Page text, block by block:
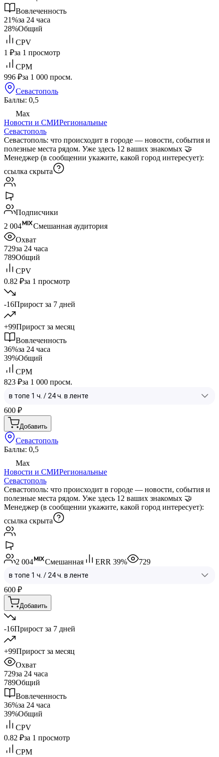
Вовлеченность
21%за 24 часа
28%Общий
CPV
1 ₽за 1 просмотр
CPM
996 ₽за 1 000 просм.
Севастополь
Баллы: 0,5
Max
Новости и СМИРегиональные
Севастополь
Севастополь: что происходит в городе — новости, события и
полезные места рядом. Уже здесь 12 ваших знакомых 🤝
Менеджер (в сообщении укажите, какой город интересует):
ссылка скрыта
Подписчики
2 004
Смешанная аудитория
Охват
729за 24 часа
789Общий
CPV
0.82 ₽за 1 просмотр
-16Прирост за 7 дней
+99Прирост за месяц
Вовлеченность
36%за 24 часа
39%Общий
CPM
823 ₽за 1 000 просм.
600 ₽
Добавить
Севастополь
Баллы: 0,5
Max
Новости и СМИРегиональные
Севастополь
Севастополь: что происходит в городе — новости, события и
полезные места рядом. Уже здесь 12 ваших знакомых 🤝
Менеджер (в сообщении укажите, какой город интересует):
ссылка скрыта
2 004 Смешанная ERR 39% 729
600 ₽
Добавить
-16Прирост за 7 дней
+99Прирост за месяц
Охват
729за 24 часа
789Общий
Вовлеченность
36%за 24 часа
39%Общий
CPV
0.82 ₽за 1 просмотр
CPM